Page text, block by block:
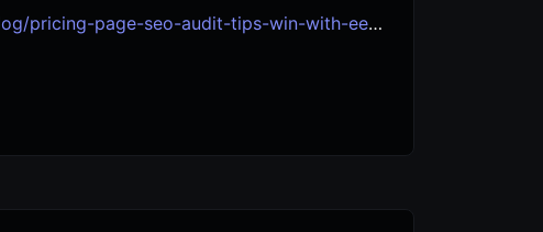
pricing-page-seo-audit-tips-win-with-eeat-2025